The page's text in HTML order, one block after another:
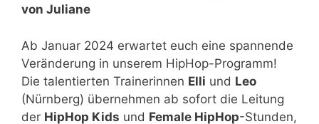
von Juliane
Ab Januar 2024 erwartet euch eine spannende
Veränderung in unserem HipHop-Programm!
Die talentierten Trainerinnen Elli und Leo
(Nürnberg) übernehmen ab sofort die Leitung
der HipHop Kids und Female HipHop-Stunden,